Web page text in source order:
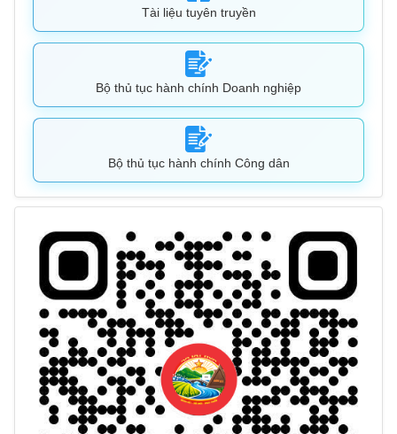
Tài liệu tuyên truyền
Bộ thủ tục hành chính Doanh nghiệp
Bộ thủ tục hành chính Công dân